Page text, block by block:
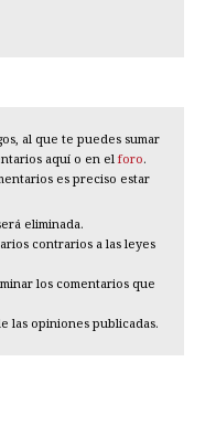
al que te puedes sumar
aquí o en el foro.
es preciso estar
eliminada.
contrarios a las leyes
los comentarios que
las opiniones publicadas.